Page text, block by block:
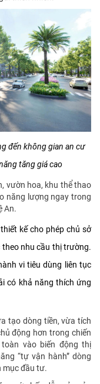
đến không gian an cư
tăng giá cao
vườn hoa, khu thể thao
năng lượng ngay trong
An.
kế cho phép chủ sở
theo nhu cầu thị trường.
vi tiêu dùng liên tục
có khả năng thích ứng
tạo dòng tiền, vừa tích
động hơn trong chiến
vào biến động thị
“tự vận hành” dòng
mục đầu tư.